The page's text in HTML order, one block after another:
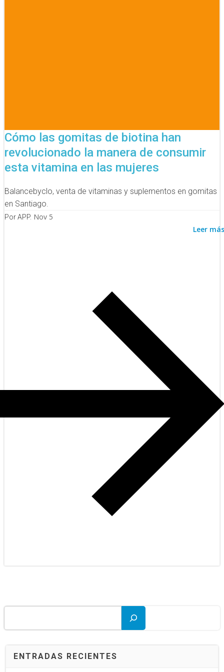
Cómo las gomitas de biotina han
revolucionado la manera de consumir
esta vitamina en las mujeres
Balancebyclo, venta de vitaminas y suplementos en gomitas
en Santiago.
Por APP. Nov 5
Leer más
ENTRADAS RECIENTES